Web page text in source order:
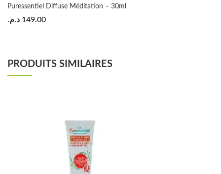
Puressentiel Diffuse Méditation – 30ml
149.00 د.م.
PRODUITS SIMILAIRES